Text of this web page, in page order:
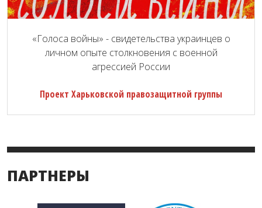
«Голоса войны» - свидетельства украинцев о
личном опыте столкновения с военной
агрессией России
Проект Харьковской правозащитной группы
ПАРТНЕРЫ